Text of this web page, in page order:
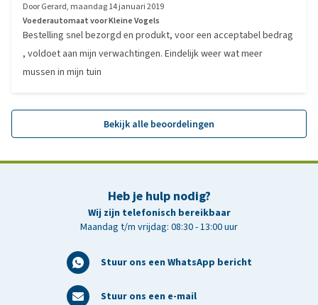
DoorGerard, maandag 14 januari 2019
Voederautomaat voor Kleine Vogels
Bestelling snel bezorgd en produkt, voor een acceptabel bedrag
, voldoet aan mijn verwachtingen. Eindelijk weer wat meer
mussen in mijn tuin
Bekijk alle beoordelingen
Heb je hulp nodig?
Wij zijn telefonisch bereikbaar
Maandag t/m vrijdag: 08:30 - 13:00 uur
Stuur ons een WhatsApp bericht
Stuur ons een e-mail